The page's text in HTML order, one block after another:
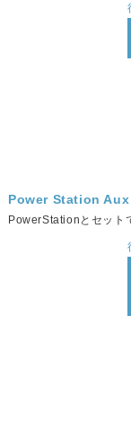
Power Station Aux
PowerStationとセット